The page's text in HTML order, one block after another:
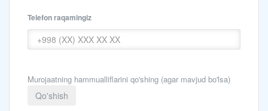
Telefon raqamingiz
Murojaatning hammualliflarini qo'shing (agar mavjud bo'lsa)
Qo'shish